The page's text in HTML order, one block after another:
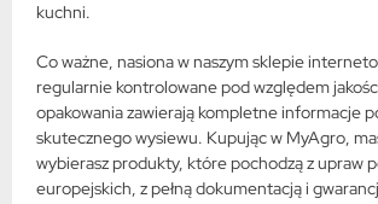
kuchni.
Co ważne, nasiona w naszym sklepie
regularnie kontrolowane pod względem
opakowania zawierają kompletne informacje
skutecznego wysiewu. Kupując w MyAgro,
wybierasz produkty, które pochodzą z upraw
europejskich, z pełną dokumentacją i